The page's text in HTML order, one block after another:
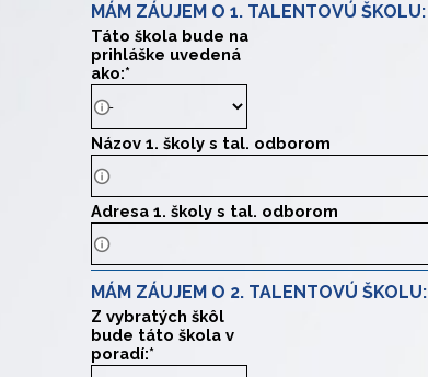
MÁM ZÁUJEM O 1. TALENTOVÚ ŠKOLU:
Táto škola bude na
prihláške uvedená
ako:*
Názov 1. školy s tal. odborom
Uveďte presný názov 1. tal. školy.
Adresa 1. školy s tal. odborom
Uveďte presnú adresu 1. tal. školy.
MÁM ZÁUJEM O 2. TALENTOVÚ ŠKOLU:
Z vybratých škôl
bude táto škola v
poradí:*